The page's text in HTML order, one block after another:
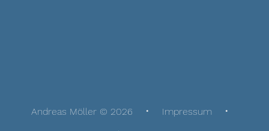
Andreas Möller © 2026
Impressum